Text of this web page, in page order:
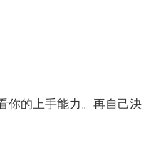
你的上手能力。再自己決